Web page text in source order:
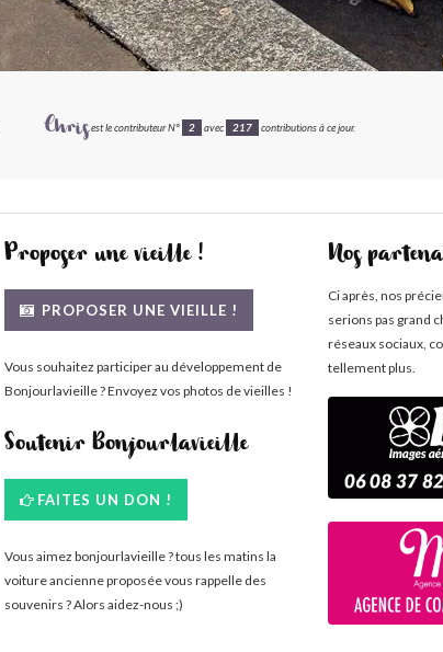
Chrisest le contributeur N° 2 avec 217 contributions à ce jour.
Proposer une vieille !
PROPOSER UNE VIEILLE !
Vous souhaitez participer au développement de
Bonjourlavieille ? Envoyez vos photos de vieilles !
Soutenir Bonjourlavieille
FAITES UN DON !
Vous aimez bonjourlavieille ? tous les matins la
voiture ancienne proposée vous rappelle des
souvenirs ? Alors aidez-nous ;)
Nos
Ci après, nos
serions pas grand
réseaux sociaux,
tellement plus.